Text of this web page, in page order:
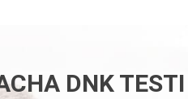
DNK TESTI